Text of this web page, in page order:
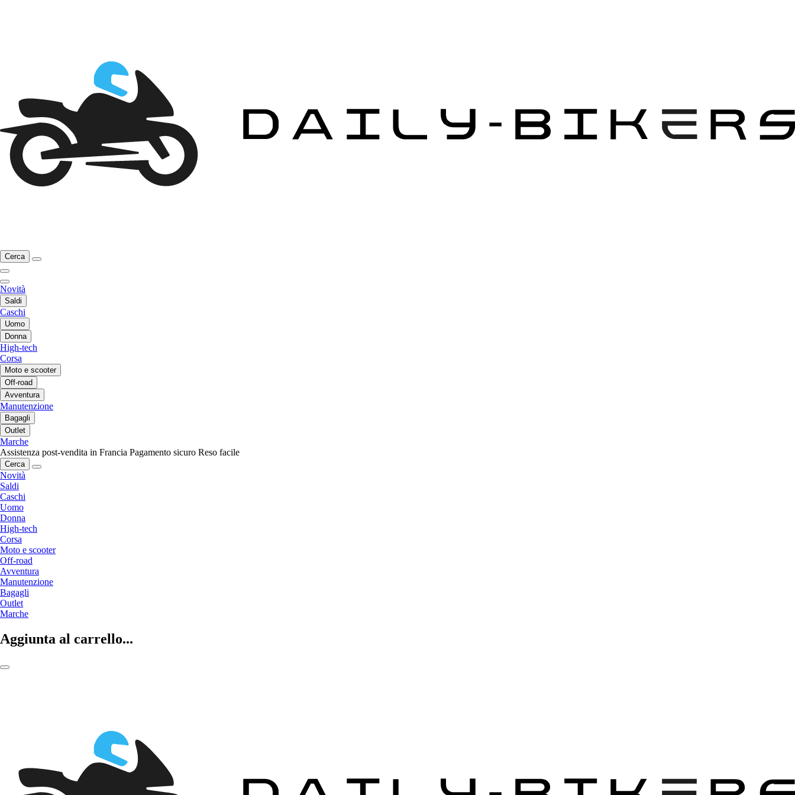
Cerca
Novità
Saldi
Caschi
Uomo
Donna
High-tech
Corsa
Moto e scooter
Off-road
Avventura
Manutenzione
Bagagli
Outlet
Marche
Assistenza post-vendita in Francia Pagamento sicuro Reso facile
Cerca
Novità
Saldi
Caschi
Uomo
Donna
High-tech
Corsa
Moto e scooter
Off-road
Avventura
Manutenzione
Bagagli
Outlet
Marche
Aggiunta al carrello...